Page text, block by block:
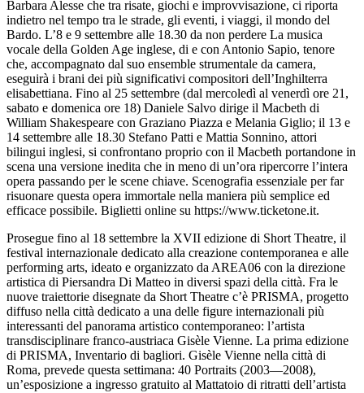
Barbara Alesse che tra risate, giochi e improvvisazione, ci riporta
indietro nel tempo tra le strade, gli eventi, i viaggi, il mondo del
Bardo. L’8 e 9 settembre alle 18.30 da non perdere La musica
vocale della Golden Age inglese, di e con Antonio Sapio, tenore
che, accompagnato dal suo ensemble strumentale da camera,
eseguirà i brani dei più significativi compositori dell’Inghilterra
elisabettiana. Fino al 25 settembre (dal mercoledì al venerdì ore 21,
sabato e domenica ore 18) Daniele Salvo dirige il Macbeth di
William Shakespeare con Graziano Piazza e Melania Giglio; il 13 e
14 settembre alle 18.30 Stefano Patti e Mattia Sonnino, attori
bilingui inglesi, si confrontano proprio con il Macbeth portandone in
scena una versione inedita che in meno di un’ora ripercorre l’intera
opera passando per le scene chiave. Scenografia essenziale per far
risuonare questa opera immortale nella maniera più semplice ed
efficace possibile. Biglietti online su https://www.ticketone.it.
Prosegue fino al 18 settembre la XVII edizione di Short Theatre, il
festival internazionale dedicato alla creazione contemporanea e alle
performing arts, ideato e organizzato da AREA06 con la direzione
artistica di Piersandra Di Matteo in diversi spazi della città. Fra le
nuove traiettorie disegnate da Short Theatre c’è PRISMA, progetto
diffuso nella città dedicato a una delle figure internazionali più
interessanti del panorama artistico contemporaneo: l’artista
transdisciplinare franco-austriaca Gisèle Vienne. La prima edizione
di PRISMA, Inventario di bagliori. Gisèle Vienne nella città di
Roma, prevede questa settimana: 40 Portraits (2003—2008),
un’esposizione a ingresso gratuito al Mattatoio di ritratti dell’artista